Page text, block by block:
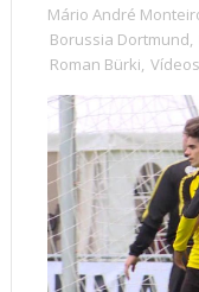
Mário André
Borussia Dortmund,
Roman Bürki, Vídeos